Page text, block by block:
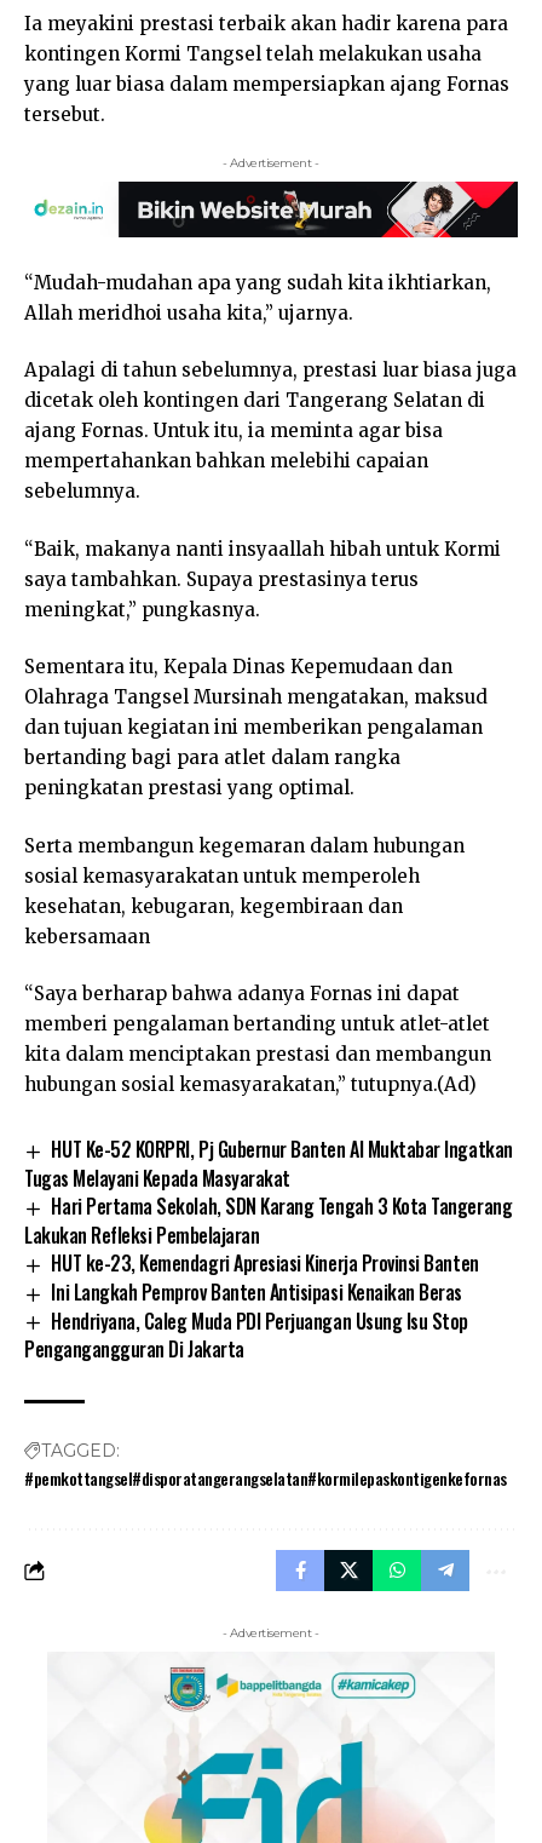
Ia meyakini prestasi terbaik akan hadir karena para
kontingen Kormi Tangsel telah melakukan usaha
yang luar biasa dalam mempersiapkan ajang Fornas
tersebut.
- Advertisement -
“Mudah-mudahan apa yang sudah kita ikhtiarkan,
Allah meridhoi usaha kita,” ujarnya.
Apalagi di tahun sebelumnya, prestasi luar biasa juga
dicetak oleh kontingen dari Tangerang Selatan di
ajang Fornas. Untuk itu, ia meminta agar bisa
mempertahankan bahkan melebihi capaian
sebelumnya.
“Baik, makanya nanti insyaallah hibah untuk Kormi
saya tambahkan. Supaya prestasinya terus
meningkat,” pungkasnya.
Sementara itu, Kepala Dinas Kepemudaan dan
Olahraga Tangsel Mursinah mengatakan, maksud
dan tujuan kegiatan ini memberikan pengalaman
bertanding bagi para atlet dalam rangka
peningkatan prestasi yang optimal.
Serta membangun kegemaran dalam hubungan
sosial kemasyarakatan untuk memperoleh
kesehatan, kebugaran, kegembiraan dan
kebersamaan
“Saya berharap bahwa adanya Fornas ini dapat
memberi pengalaman bertanding untuk atlet-atlet
kita dalam menciptakan prestasi dan membangun
hubungan sosial kemasyarakatan,” tutupnya.(Ad)
HUT Ke-52 KORPRI, Pj Gubernur Banten Al Muktabar Ingatkan
Tugas Melayani Kepada Masyarakat
Hari Pertama Sekolah, SDN Karang Tengah 3 Kota Tangerang
Lakukan Refleksi Pembelajaran
HUT ke-23, Kemendagri Apresiasi Kinerja Provinsi Banten
Ini Langkah Pemprov Banten Antisipasi Kenaikan Beras
Hendriyana, Caleg Muda PDI Perjuangan Usung Isu Stop
Pengangangguran Di Jakarta
TAGGED:
#pemkottangsel#disporatangerangselatan#kormilepaskontigenkefornas
- Advertisement -